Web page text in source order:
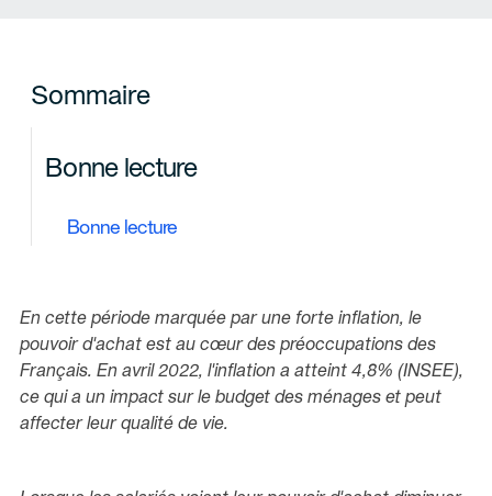
Sommaire
Bonne lecture
Bonne lecture
En cette période marquée par une forte inflation, le
pouvoir d'achat est au cœur des préoccupations des
Français. En avril 2022, l'inflation a atteint 4,8% (INSEE),
ce qui a un impact sur le budget des ménages et peut
affecter leur qualité de vie.